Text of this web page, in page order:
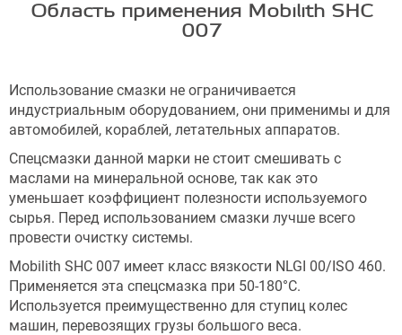
Область применения Mobilith SHC
007
Использование смазки не ограничивается
индустриальным оборудованием, они применимы и для
автомобилей, кораблей, летательных аппаратов.
Спецсмазки данной марки не стоит смешивать с
маслами на минеральной основе, так как это
уменьшает коэффициент полезности используемого
сырья. Перед использованием смазки лучше всего
провести очистку системы.
Mobilith SHC 007 имеет класс вязкости NLGI 00/ISO 460.
Применяется эта спецсмазка при 50-180°С.
Используется преимущественно для ступиц колес
машин, перевозящих грузы большого веса.